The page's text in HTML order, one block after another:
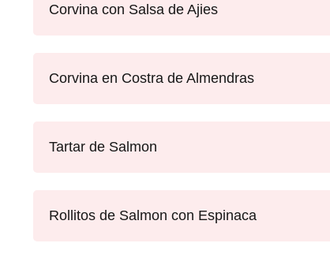
Corvina con Salsa de Ajies
Corvina en Costra de Almendras
Tartar de Salmon
Rollitos de Salmon con Espinaca